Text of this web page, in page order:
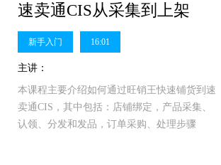
速卖通CIS从采集到上架
新手入门 16:01
主讲：
本课程主要介绍如何通过旺销王快速铺货到速
卖通CIS，其中包括：店铺绑定，产品采集、
认领、分发和发品，订单采购、处理步骤